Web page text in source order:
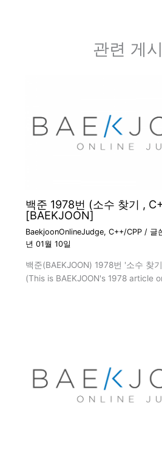
관련 게
백준 1978번 (소수 찾기 ,
[BAEKJOON]
BaekjoonOnlineJudge, C++/CPP/ 글
년 01월 10일
백준(BAEKJOON) 1978번 '소수 찾
(This is BAEKJOON's 1978 article